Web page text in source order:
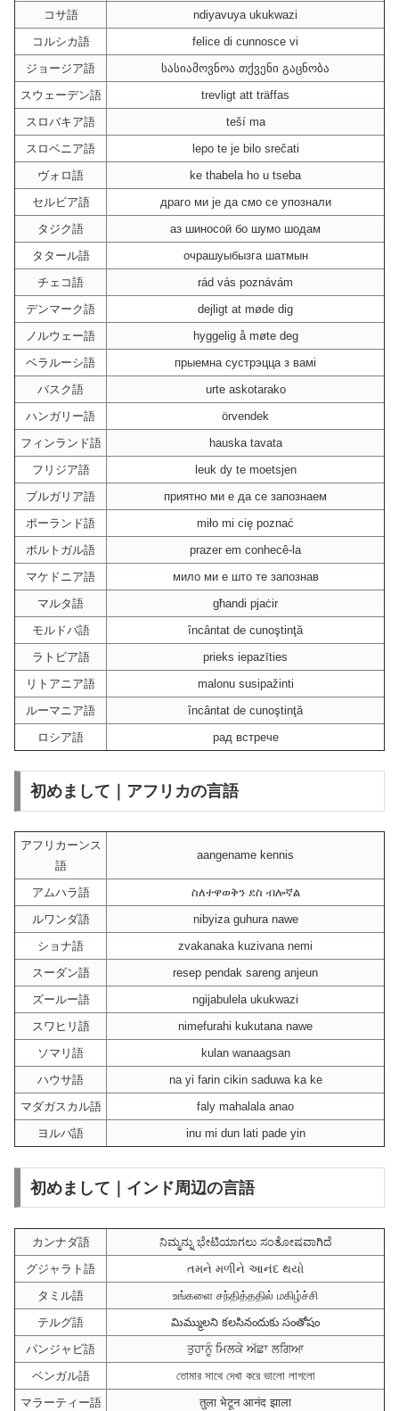
コサ語
ndiyavuya ukukwazi
コルシカ語
felice di cunnosce vi
ジョージア語
სასიამოვნოა თქვენი გაცნობა
スウェーデン語
trevligt att träffas
スロバキア語
teší ma
スロベニア語
lepo te je bilo srečati
ヴォロ語
ke thabela ho u tseba
セルビア語
драго ми је да смо се упознали
タジク語
аз шиносоӣ бо шумо шодам
タタール語
очрашуыбызга шатмын
チェコ語
rád vás poznávám
デンマーク語
dejligt at møde dig
ノルウェー語
hyggelig å møte deg
ベラルーシ語
прыемна сустрэцца з вамі
バスク語
urte askotarako
ハンガリー語
örvendek
フィンランド語
hauska tavata
フリジア語
leuk dy te moetsjen
ブルガリア語
приятно ми е да се запознаем
ポーランド語
miło mi cię poznać
ポルトガル語
prazer em conhecê-la
マケドニア語
мило ми е што те запознав
マルタ語
għandi pjaċir
モルドバ語
încântat de cunoştinţă
ラトビア語
prieks iepazīties
リトアニア語
malonu susipažinti
ルーマニア語
încântat de cunoştinţă
ロシア語
рад встрече
初めまして｜アフリカの言語
アフリカーンス
語
aangename kennis
アムハラ語
ስለተዋወቅን ደስ ብሎኛል
ルワンダ語
nibyiza guhura nawe
ショナ語
zvakanaka kuzivana nemi
スーダン語
resep pendak sareng anjeun
ズールー語
ngijabulela ukukwazi
スワヒリ語
nimefurahi kukutana nawe
ソマリ語
kulan wanaagsan
ハウサ語
na yi farin cikin saduwa ka ke
マダガスカル語
faly mahalala anao
ヨルバ語
inu mi dun lati pade yin
初めまして｜インド周辺の言語
カンナダ語
ನಿಮ್ಮನ್ನು ಭೇಟಿಯಾಗಲು ಸಂತೋಷವಾಗಿದೆ
グジャラト語
તમને મળીને આનંદ થયો
タミル語
உங்களை சந்தித்ததில் மகிழ்ச்சி
テルグ語
మిమ్ములని కలసినందుకు సంతోషం
パンジャビ語
ਤੁਹਾਨੂੰ ਮਿਲਕੇ ਅੱਛਾ ਲਗਿਆ
ベンガル語
তোমার সাথে দেখা করে ভালো লাগলো
マラーティー語
तुला भेटून आनंद झाला